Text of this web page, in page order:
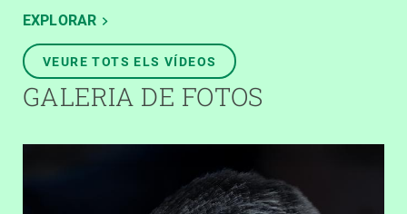
EXPLORAR
VEURE TOTS ELS VÍDEOS
GALERIA DE FOTOS